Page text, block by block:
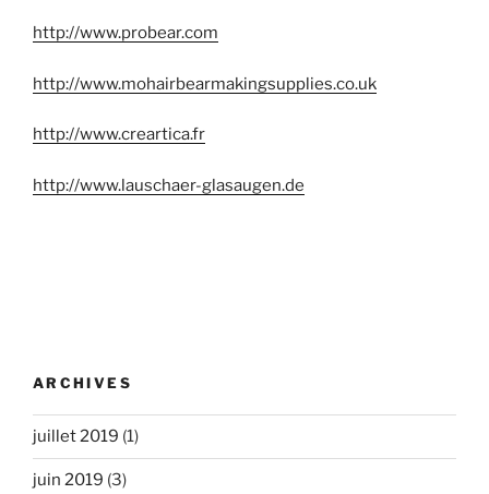
http://www.probear.com
http://www.mohairbearmakingsupplies.co.uk
http://www.creartica.fr
http://www.lauschaer-glasaugen.de
ARCHIVES
juillet 2019 (1)
juin 2019 (3)